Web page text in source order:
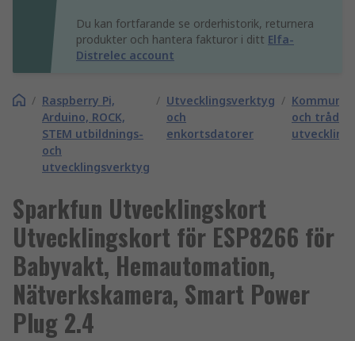
Du kan fortfarande se orderhistorik, returnera
produkter och hantera fakturor i ditt Elfa-
Distrelec account
/ Raspberry Pi,
Arduino, ROCK,
STEM utbildnings-
och
utvecklingsverktyg
/ Utvecklingsverktyg
och
enkortsdatorer
/
och
Sparkfun Utvecklingskort
Utvecklingskort för ESP8266 för
Babyvakt, Hemautomation,
Nätverkskamera, Smart Power
Plug 2.4